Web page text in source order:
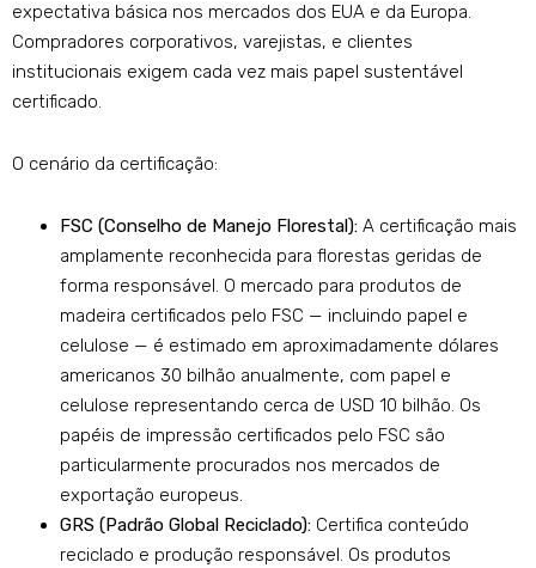
expectativa básica nos mercados dos EUA e da Europa.
Compradores corporativos, varejistas, e clientes
institucionais exigem cada vez mais papel sustentável
certificado.
O cenário da certificação:
FSC (Conselho de Manejo Florestal): A certificação mais
amplamente reconhecida para florestas geridas de
forma responsável. O mercado para produtos de
madeira certificados pelo FSC — incluindo papel e
celulose — é estimado em aproximadamente dólares
americanos 30 bilhão anualmente, com papel e
celulose representando cerca de USD 10 bilhão. Os
papéis de impressão certificados pelo FSC são
particularmente procurados nos mercados de
exportação europeus.
GRS (Padrão Global Reciclado): Certifica conteúdo
reciclado e produção responsável. Os produtos